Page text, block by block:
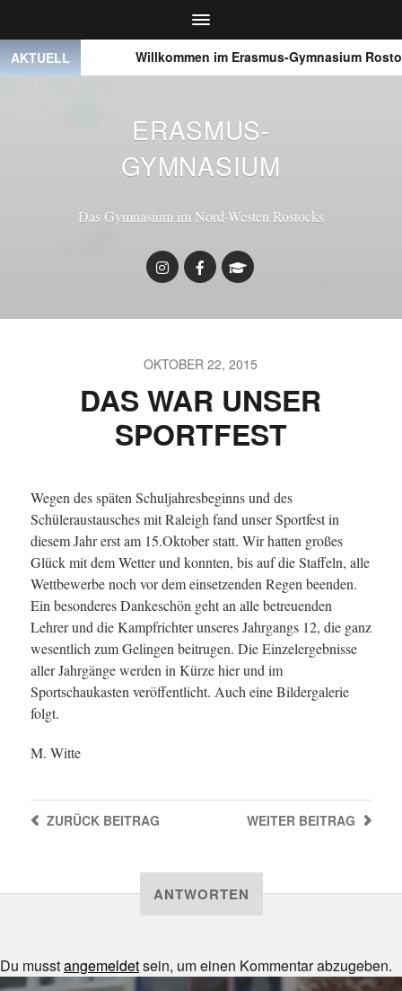
AKTUELL
● ● ● Willkommen im Erasmus-Gymnasium Rostock
ERASMUS-
GYMNASIUM
Das Gymnasium im Nord-Westen Rostocks
OKTOBER 22, 2015
DAS WAR UNSER
SPORTFEST
Wegen des späten Schuljahresbeginns und des
Schüleraustausches mit Raleigh fand unser Sportfest in
diesem Jahr erst am 15.Oktober statt. Wir hatten großes
Glück mit dem Wetter und konnten, bis auf die Staffeln, alle
Wettbewerbe noch vor dem einsetzenden Regen beenden.
Ein besonderes Dankeschön geht an alle betreuenden
Lehrer und die Kampfrichter unseres Jahrgangs 12, die ganz
wesentlich zum Gelingen beitrugen. Die Einzelergebnisse
aller Jahrgänge werden in Kürze hier und im
Sportschaukasten veröffentlicht. Auch eine Bildergalerie
folgt.
M. Witte
WEITER BEITRAG
ZURÜCKBEITRAG
ANTWORTEN
Du musstangemeldetsein, um einen Kommentar abzugeben.